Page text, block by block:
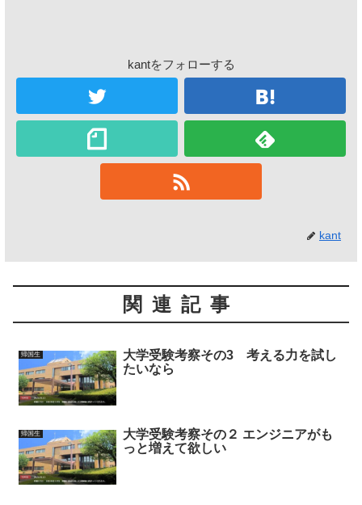
kantをフォローする
kant
関連記事
帰国生
大学受験考察その3 考える力を試し
たいなら
帰国生
大学受験考察その２ エンジニアがも
っと増えて欲しい